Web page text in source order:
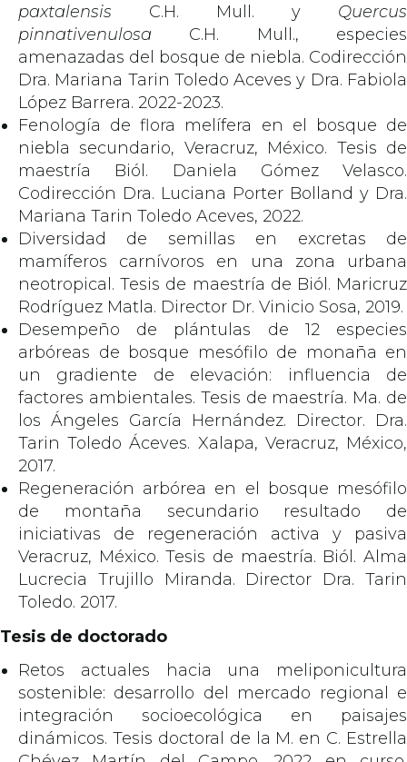
paxtalensis C.H. Mull. y Quercus
pinnativenulosa C.H. Mull., especies
amenazadas del bosque de niebla. Codirección
Dra. Mariana Tarin Toledo Aceves y Dra. Fabiola
López Barrera. 2022-2023.
Fenología de flora melífera en el bosque de
niebla secundario, Veracruz, México. Tesis de
maestría Biól. Daniela Gómez Velasco.
Codirección Dra. Luciana Porter Bolland y Dra.
Mariana Tarin Toledo Aceves, 2022.
Diversidad de semillas en excretas de
mamíferos carnívoros en una zona urbana
neotropical. Tesis de maestría de Biól. Maricruz
Rodríguez Matla. Director Dr. Vinicio Sosa, 2019.
Desempeño de plántulas de 12 especies
arbóreas de bosque mesófilo de monaña en
un gradiente de elevación: influencia de
factores ambientales. Tesis de maestría. Ma. de
los Ángeles García Hernández. Director. Dra.
Tarin Toledo Áceves. Xalapa, Veracruz, México,
2017.
Regeneración arbórea en el bosque mesófilo
de montaña secundario resultado de
iniciativas de regeneración activa y pasiva
Veracruz, México. Tesis de maestría. Biól. Alma
Lucrecia Trujillo Miranda. Director Dra. Tarin
Toledo. 2017.
Tesis de doctorado
Retos actuales hacia una meliponicultura
sostenible: desarrollo del mercado regional e
integración socioecológica en paisajes
dinámicos. Tesis doctoral de la M. en C. Estrella